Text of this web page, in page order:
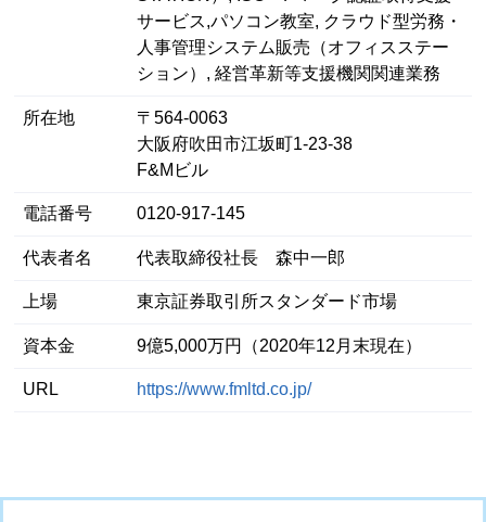
サービス,パソコン教室, クラウド型労務・
人事管理システム販売（オフィスステー
ション）, 経営革新等支援機関関連業務
所在地
〒564-0063
大阪府吹田市江坂町1-23-38
F&Mビル
電話番号 0120-917-145
代表者名 代表取締役社長 森中一郎
上場 東京証券取引所スタンダード市場
資本金 9億5,000万円（2020年12月末現在）
URL https://www.fmltd.co.jp/